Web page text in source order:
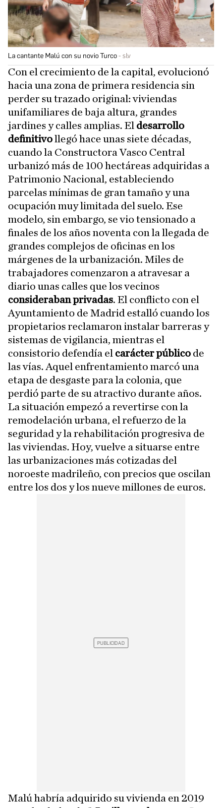
La cantante Malú con su novio Turco slv
Con el crecimiento de la capital, evolucionó
hacia una zona de primera residencia sin
perder su trazado original: viviendas
unifamiliares de baja altura, grandes
jardines y calles amplias. El desarrollo
definitivollegó hace unas siete décadas,
cuando la Constructora Vasco Central
urbanizó más de 100 hectáreas adquiridas a
Patrimonio Nacional, estableciendo
parcelas mínimas de gran tamaño y una
ocupación muy limitada del suelo. Ese
modelo, sin embargo, se vio tensionado a
finales de los años noventa con la llegada de
grandes complejos de oficinas en los
márgenes de la urbanización. Miles de
trabajadores comenzaron a atravesar a
diario unas calles que los vecinos
consideraban privadas. El conflicto con el
Ayuntamiento de Madrid estalló cuando los
propietarios reclamaron instalar barreras y
sistemas de vigilancia, mientras el
consistorio defendía el carácter público de
las vías. Aquel enfrentamiento marcó una
etapa de desgaste para la colonia, que
perdió parte de su atractivo durante años.
La situación empezó a revertirse con la
remodelación urbana, el refuerzo de la
seguridad y la rehabilitación progresiva de
las viviendas. Hoy, vuelve a situarse entre
las urbanizaciones más cotizadas del
noroeste madrileño, con precios que oscilan
entre los dos y los nueve millones de euros.
Malú habría adquirido su vivienda en 2019